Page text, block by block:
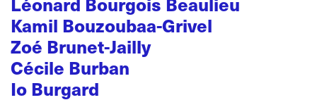
Kamil Bouzoubaa-Grivel
Zoé Brunet-Jailly
Cécile Burban
Io Burgard